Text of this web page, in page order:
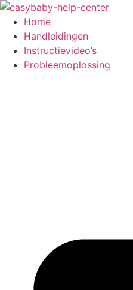
Ga
naar
inhoud
Home
Handleidingen
Instructievideo’s
Probleemoplossing